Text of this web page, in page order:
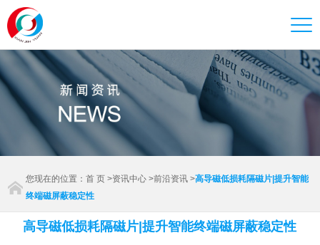
您现在的位置：首 页 >资讯中心 >前沿资讯 >高导磁低损耗隔磁片|提升智能
终端磁屏蔽稳定性
高导磁低损耗隔磁片|提升智能终端磁屏蔽稳定性